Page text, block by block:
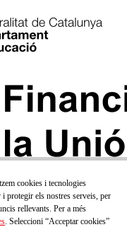
cookies i tecnologies
protegir els nostres serveis, per
rellevants. Per a més
. Seleccioni “Acceptar cookies”